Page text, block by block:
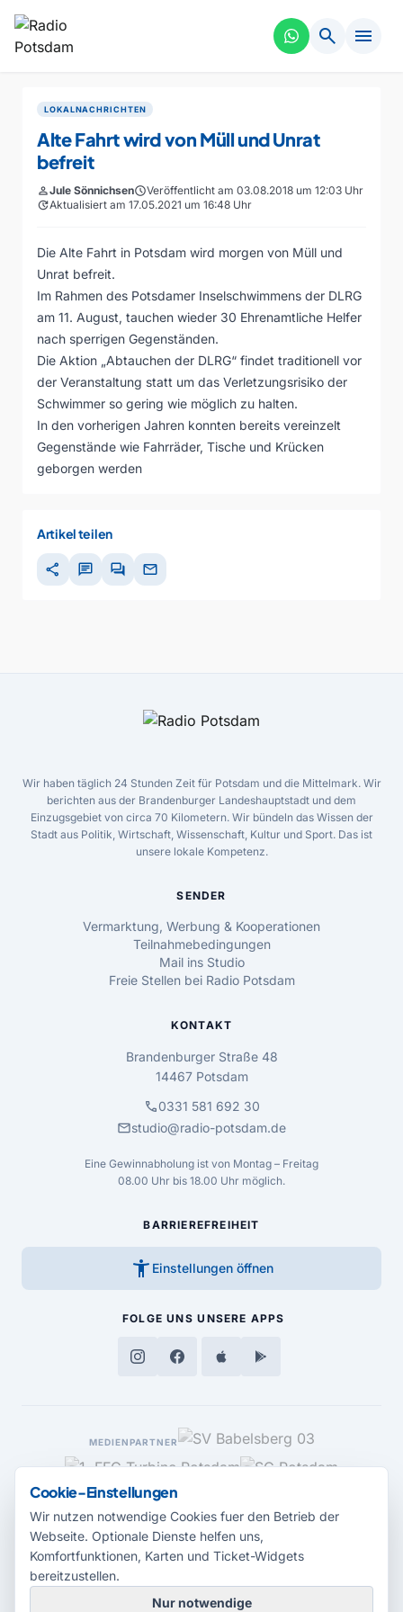
search menu
LOKALNACHRICHTEN
Alte Fahrt wird von Müll und Unrat
befreit
personJule SönnichsenscheduleVeröffentlicht am 03.08.2018 um 12:03 Uhr
updateAktualisiert am 17.05.2021 um 16:48 Uhr
Die Alte Fahrt in Potsdam wird morgen von Müll und
Unrat befreit.
Im Rahmen des Potsdamer Inselschwimmens der DLRG
am 11. August, tauchen wieder 30 Ehrenamtliche Helfer
nach sperrigen Gegenständen.
Die Aktion „Abtauchen der DLRG“ findet traditionell vor
der Veranstaltung statt um das Verletzungsrisiko der
Schwimmer so gering wie möglich zu halten.
In den vorherigen Jahren konnten bereits vereinzelt
Gegenstände wie Fahrräder, Tische und Krücken
geborgen werden
Artikel teilen
share chat forum mail
Wir haben täglich 24 Stunden Zeit für Potsdam und die Mittelmark. Wir
berichten aus der Brandenburger Landeshauptstadt und dem
Einzugsgebiet von circa 70 Kilometern. Wir bündeln das Wissen der
Stadt aus Politik, Wirtschaft, Wissenschaft, Kultur und Sport. Das ist
unsere lokale Kompetenz.
SENDER
Vermarktung, Werbung & Kooperationen
Teilnahmebedingungen
Mail ins Studio
Freie Stellen bei Radio Potsdam
KONTAKT
Brandenburger Straße 48
14467 Potsdam
call0331 581 692 30
mailstudio@radio-potsdam.de
Eine Gewinnabholung ist von Montag – Freitag
08.00 Uhr bis 18.00 Uhr möglich.
BARRIEREFREIHEIT
accessibility_new Einstellungen öffnen
FOLGE UNS UNSERE APPS
MEDIENPARTNER
Cookie-Einstellungen
Wir nutzen notwendige Cookies fuer den Betrieb der
Webseite. Optionale Dienste helfen uns,
Komfortfunktionen, Karten und Ticket-Widgets
bereitzustellen.
Nur notwendige